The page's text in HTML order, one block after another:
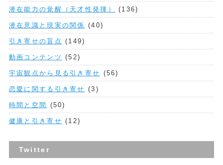
潜在能力の覚醒（天才性発揮） (136)
潜在意識と現実の関係 (40)
引き寄せの盲点 (149)
動画コンテンツ (52)
宇宙観点から見る引き寄せ (56)
恋愛に関する引き寄せ (3)
時間と空間 (50)
健康と引き寄せ (12)
Twitter